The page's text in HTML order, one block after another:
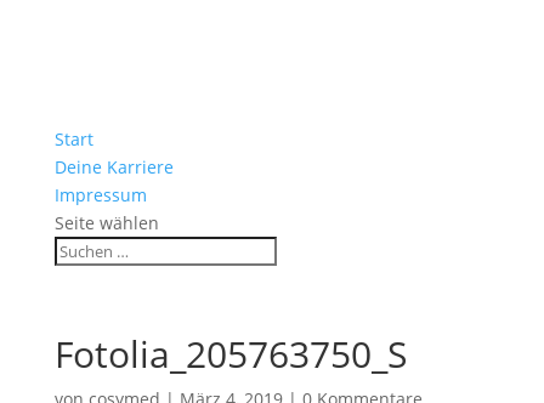
Start
Deine Karriere
Impressum
Seite wählen
Fotolia_205763750_S